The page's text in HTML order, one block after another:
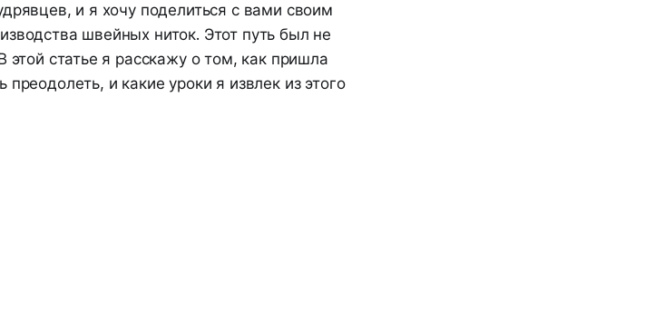
и я хочу поделиться с вами своим
швейных ниток. Этот путь был не
статье я расскажу о том, как пришла
и какие уроки я извлек из этого